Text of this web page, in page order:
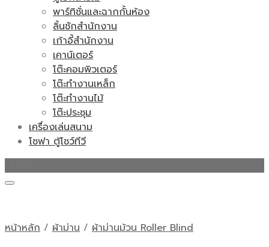
พาร์ทิชั่นและฉากกั้นห้อง
ลิ้นชักสำนักงาน
เก้าอี้สำนักงาน
เคาน์เตอร์
โต๊ะคอมพิวเตอร์
โต๊ะทำงานเหล็ก
โต๊ะทำงานไม้
โต๊ะประชุม
เครื่องเล่นสนาม
โซฟา ตู้โชว์ทีวี
หน้าหลัก / ผ้าม่าน / ผ้าม่านม้วน Roller Blind